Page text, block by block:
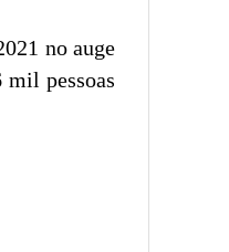
no auge
pessoas